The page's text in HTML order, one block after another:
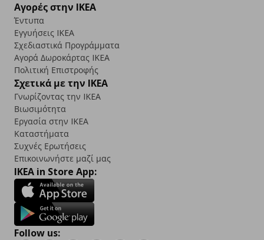
Αγορές στην IKEA
Έντυπα
Εγγυήσεις IKEA
Σχεδιαστικά Προγράμματα
Αγορά Δωρoκάρτας IKEA
Πολιτική Επιστροφής
Σχετικά με την IKEA
Γνωρίζοντας την IKEA
Βιωσιμότητα
Εργασία στην IKEA
Καταστήματα
Συχνές Ερωτήσεις
Επικοινωνήστε μαζί μας
IKEA in Store App:
Follow us: